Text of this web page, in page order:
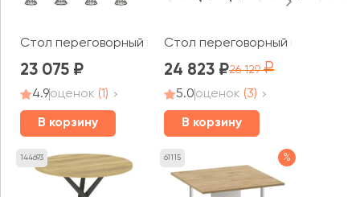
Стол переговорный круглый PR.C.SPRG-001.D
23 075
4.9оценок (1)
В корзину
Стол переговорный на О-
24 823 26 129
5.0оценок (3)
В корзину
144693 61115 %